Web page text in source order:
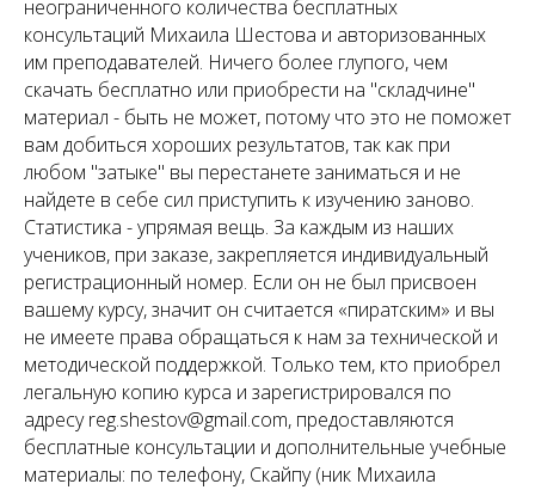
неограниченного количества бесплатных
консультаций Михаила Шестова и авторизованных
им преподавателей. Ничего более глупого, чем
скачать бесплатно или приобрести на "складчине"
материал - быть не может, потому что это не поможет
вам добиться хороших результатов, так как при
любом "затыке" вы перестанете заниматься и не
найдете в себе сил приступить к изучению заново.
Статистика - упрямая вещь. За каждым из наших
учеников, при заказе, закрепляется индивидуальный
регистрационный номер. Если он не был присвоен
вашему курсу, значит он считается «пиратским» и вы
не имеете права обращаться к нам за технической и
методической поддержкой. Только тем, кто приобрел
легальную копию курса и зарегистрировался по
адресу reg.shestov@gmail.com, предоставляются
бесплатные консультации и дополнительные учебные
материалы: по телефону, Скайпу (ник Михаила